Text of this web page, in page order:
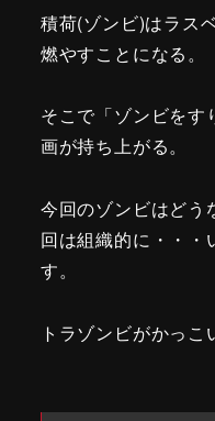
積荷(ゾンビ)はラス
燃やすことになる。
そこで「ゾンビをす
画が持ち上がる。
今回のゾンビはどう
回は組織的に・・
す。
トラゾンビがかっこ